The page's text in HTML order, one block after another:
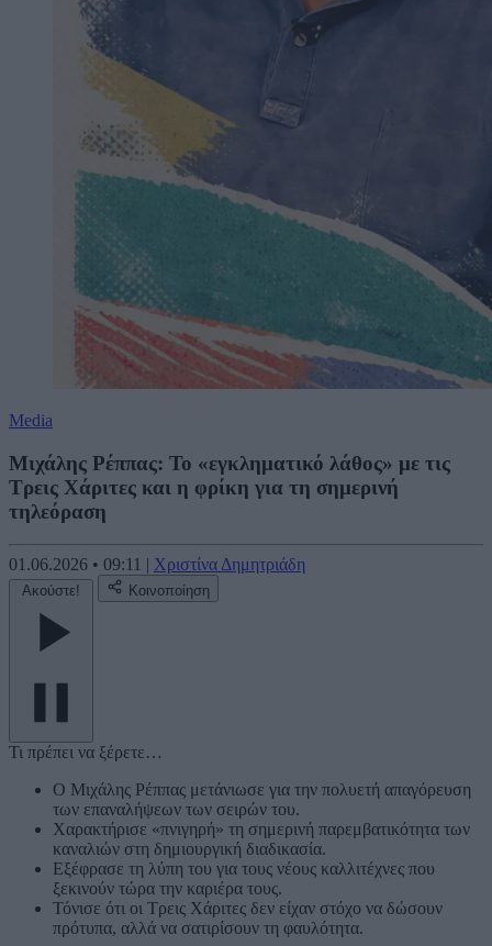
Media
Μιχάλης Ρέππας: Το «εγκληματικό λάθος» με τις
Τρεις Χάριτες και η φρίκη για τη σημερινή
τηλεόραση
01.06.2026 • 09:11 | Χριστίνα Δημητριάδη
Ακούστε! Κοινοποίηση
Τι πρέπει να ξέρετε…
Ο Μιχάλης Ρέππας μετάνιωσε για την πολυετή απαγόρευση
των επαναλήψεων των σειρών του.
Χαρακτήρισε «πνιγηρή» τη σημερινή παρεμβατικότητα των
καναλιών στη δημιουργική διαδικασία.
Εξέφρασε τη λύπη του για τους νέους καλλιτέχνες που
ξεκινούν τώρα την καριέρα τους.
Τόνισε ότι οι Τρεις Χάριτες δεν είχαν στόχο να δώσουν
πρότυπα, αλλά να σατιρίσουν τη φαυλότητα.